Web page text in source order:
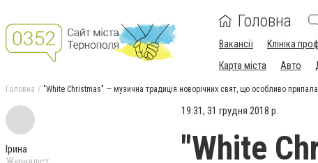
Головна
Вакансії Клініка
Карта міста
Авто
Головна "White Christmas" — музична традиція новорічних свят, що особливо
Ірина
19:31, 31 грудня 2018 р.
"White